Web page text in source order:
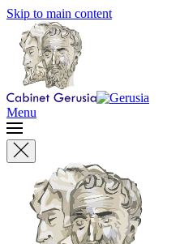
Skip to main content
Menu